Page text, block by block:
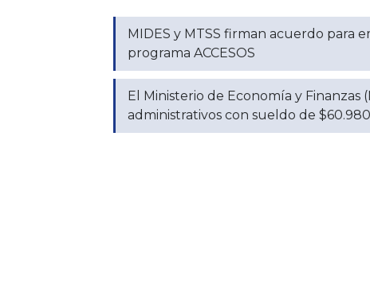
MIDES y MTSS firman acuerdo para
programa ACCESOS
El Ministerio de Economía y Finanzas
administrativos con sueldo de $60.980